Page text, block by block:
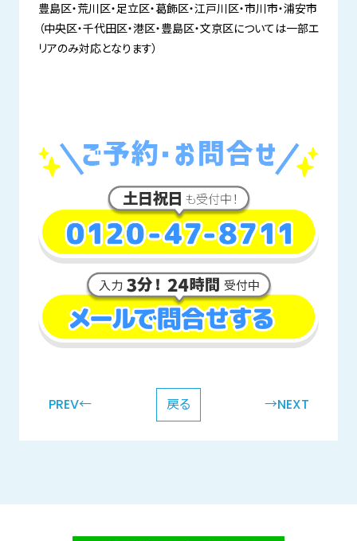
豊島区・荒川区・足立区・葛飾区・江戸川区・市川市・浦安市
（中央区・千代田区・港区・豊島区・文京区については一部エ
リアのみ対応となります）
PREV← 戻る →NEXT